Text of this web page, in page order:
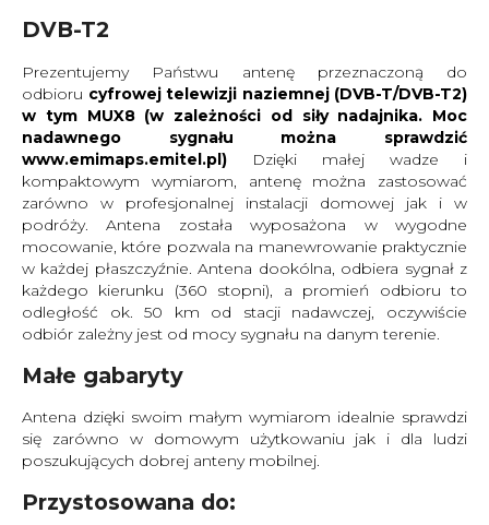
DVB-T2
Prezentujemy Państwu antenę przeznaczoną do
odbioru cyfrowej telewizji naziemnej (DVB-T/DVB-T2)
w tym MUX8 (w zależności od siły nadajnika. Moc
nadawnego sygnału można sprawdzić
www.emimaps.emitel.pl) Dzięki małej wadze i
kompaktowym wymiarom, antenę można zastosować
zarówno w profesjonalnej instalacji domowej jak i w
podróży. Antena została wyposażona w wygodne
mocowanie, które pozwala na manewrowanie praktycznie
w każdej płaszczyźnie. Antena dookólna, odbiera sygnał z
każdego kierunku (360 stopni), a promień odbioru to
odległość ok. 50 km od stacji nadawczej, oczywiście
odbiór zależny jest od mocy sygnału na danym terenie.
Małe gabaryty
Antena dzięki swoim małym wymiarom idealnie sprawdzi
się zarówno w domowym użytkowaniu jak i dla ludzi
poszukujących dobrej anteny mobilnej.
Przystosowana do: